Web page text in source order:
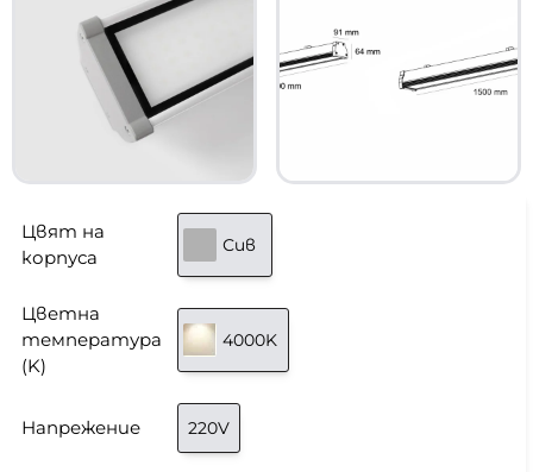
Цвят на
корпуса
Сив
Цветна
температура
(K)
4000K
Напрежение 220V